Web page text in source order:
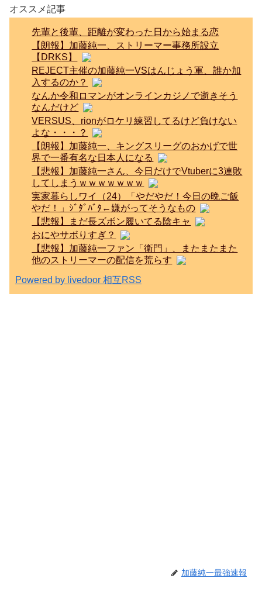
オススメ記事
先輩と後輩、距離が変わった日から始まる恋
【朗報】加藤純一、ストリーマー事務所設立
【DRKS】
REJECT主催の加藤純一VSはんじょう軍、誰か加
入するのか？
なんか令和ロマンがオンラインカジノで逝きそう
なんだけど
VERSUS、rionがロケリ練習してるけど負けない
よな・・・？
【朗報】加藤純一、キングスリーグのおかげで世
界で一番有名な日本人になる
【悲報】加藤純一さん、今日だけでVtuberに3連敗
してしまうｗｗｗｗｗｗｗ
実家暮らしワイ（24）「やだやだ！今日の晩ご飯
やだ！」ｼﾞﾀﾞﾊﾞﾀ←嫌がってそうなもの
【悲報】まだ長ズボン履いてる陰キャ
おにやサボりすぎ？
【悲報】加藤純一ファン「衛門」、またまたまた
他のストリーマーの配信を荒らす
Powered by livedoor 相互RSS
加藤純一最強速報